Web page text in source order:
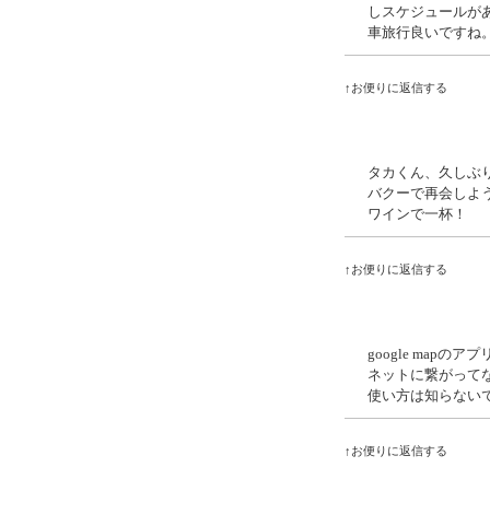
しスケジュールが
車旅行良いですね
↑お便りに返信する
タカくん、久しぶ
バクーで再会しよ
ワインで一杯！
↑お便りに返信する
google mapのアプ
ネットに繋がって
使い方は知らない
↑お便りに返信する